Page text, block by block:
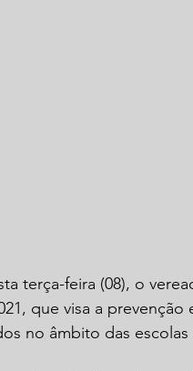
terça-feira (08), o
que visa a
no âmbito das